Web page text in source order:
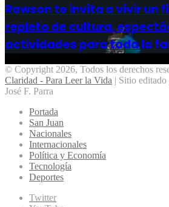
Rawson te invita a vivir un
repleto de cultura,
actividades para toda la
© Copyright 2026, Todos los derechos
Claridad - Para Leer la Vida | Sitio
José F. Parra
Portada
San Juan
Nacionales
Internacionales
Política y Economía
Tecnología
Deportes
Twitter